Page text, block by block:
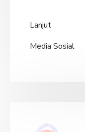
Lanjut
Media Sosial